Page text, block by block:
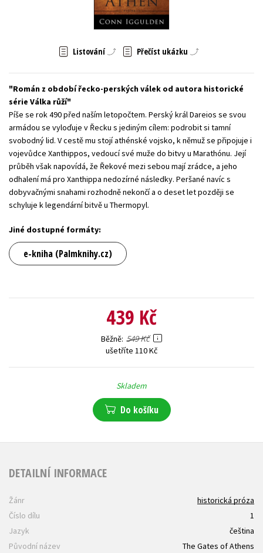
Zahraniční literatura
Listování Přečíst ukázku
Román z období řecko-perských válek od autora historické
série Válka růží
Píše se rok 490 před naším letopočtem. Perský král Dareios se svou
armádou se vyloďuje v Řecku s jediným cílem: podrobit si tamní
svobodný lid. V cestě mu stojí athénské vojsko, k němuž se připojuje i
vojevůdce Xanthippos, vedoucí své muže do bitvy u Marathónu. Její
průběh však napovídá, že Řekové mezi sebou mají zrádce, a jeho
odhalení má pro Xanthippa nedozírné následky. Peršané navíc s
dobyvačnými snahami rozhodně nekončí a o deset let později se
schyluje k legendární bitvě u Thermopyl.
Jiné dostupné formáty:
e-kniha (Palmknihy.cz)
439 Kč
Běžně 549 Kč
ušetříte 110 Kč
Skladem
Do košíku
DETAILNÍ INFORMACE
Žánr
historická próza
Číslo dílu
1
Jazyk
čeština
Původní název
The Gates of Athens